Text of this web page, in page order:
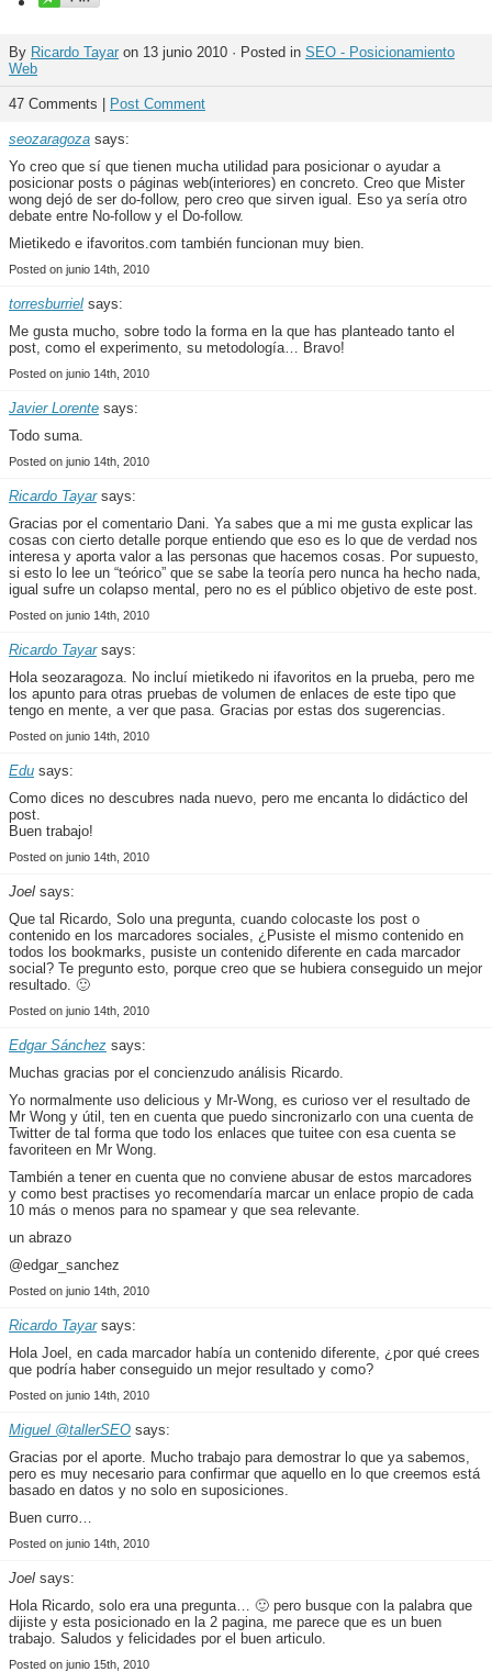
By Ricardo Tayar on 13 junio 2010 · Posted in SEO - Posicionamiento
Web
47 Comments | Post Comment
seozaragoza says:
Yo creo que sí que tienen mucha utilidad para posicionar o ayudar a
posicionar posts o páginas web(interiores) en concreto. Creo que Mister
wong dejó de ser do-follow, pero creo que sirven igual. Eso ya sería otro
debate entre No-follow y el Do-follow.
Mietikedo e ifavoritos.com también funcionan muy bien.
Posted on junio 14th, 2010
torresburriel says:
Me gusta mucho, sobre todo la forma en la que has planteado tanto el
post, como el experimento, su metodología… Bravo!
Posted on junio 14th, 2010
Javier Lorente says:
Todo suma.
Posted on junio 14th, 2010
Ricardo Tayarsays:
Gracias por el comentario Dani. Ya sabes que a mi me gusta explicar las
cosas con cierto detalle porque entiendo que eso es lo que de verdad nos
interesa y aporta valor a las personas que hacemos cosas. Por supuesto,
si esto lo lee un “teórico” que se sabe la teoría pero nunca ha hecho nada,
igual sufre un colapso mental, pero no es el público objetivo de este post.
Posted on junio 14th, 2010
Ricardo Tayarsays:
Hola seozaragoza. No incluí mietikedo ni ifavoritos en la prueba, pero me
los apunto para otras pruebas de volumen de enlaces de este tipo que
tengo en mente, a ver que pasa. Gracias por estas dos sugerencias.
Posted on junio 14th, 2010
Edu says:
Como dices no descubres nada nuevo, pero me encanta lo didáctico del
post.
Buen trabajo!
Posted on junio 14th, 2010
Joel says:
Que tal Ricardo, Solo una pregunta, cuando colocaste los post o
contenido en los marcadores sociales, ¿Pusiste el mismo contenido en
todos los bookmarks, pusiste un contenido diferente en cada marcador
social? Te pregunto esto, porque creo que se hubiera conseguido un mejor
resultado. 🙂
Posted on junio 14th, 2010
Edgar Sánchez says:
Muchas gracias por el concienzudo análisis Ricardo.
Yo normalmente uso delicious y Mr-Wong, es curioso ver el resultado de
Mr Wong y útil, ten en cuenta que puedo sincronizarlo con una cuenta de
Twitter de tal forma que todo los enlaces que tuitee con esa cuenta se
favoriteen en Mr Wong.
También a tener en cuenta que no conviene abusar de estos marcadores
y como best practises yo recomendaría marcar un enlace propio de cada
10 más o menos para no spamear y que sea relevante.
un abrazo
@edgar_sanchez
Posted on junio 14th, 2010
Ricardo Tayarsays:
Hola Joel, en cada marcador había un contenido diferente, ¿por qué crees
que podría haber conseguido un mejor resultado y como?
Posted on junio 14th, 2010
Miguel @tallerSEO says:
Gracias por el aporte. Mucho trabajo para demostrar lo que ya sabemos,
pero es muy necesario para confirmar que aquello en lo que creemos está
basado en datos y no solo en suposiciones.
Buen curro…
Posted on junio 14th, 2010
Joel says:
Hola Ricardo, solo era una pregunta… 🙂 pero busque con la palabra que
dijiste y esta posicionado en la 2 pagina, me parece que es un buen
trabajo. Saludos y felicidades por el buen articulo.
Posted on junio 15th, 2010